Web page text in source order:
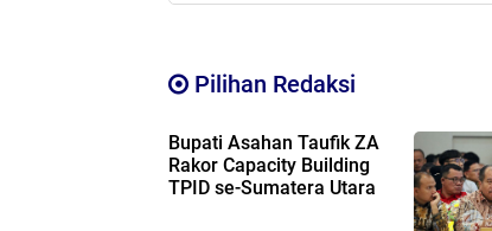
Pilihan Redaksi
Bupati Asahan Taufik ZA
Rakor Capacity Building
TPID se-Sumatera Utara